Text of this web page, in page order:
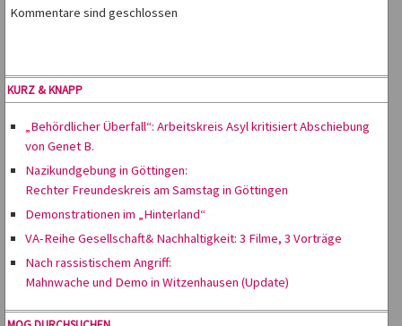
Kommentare sind geschlossen
KURZ & KNAPP
„Behördlicher Überfall“: Arbeitskreis Asyl kritisiert Abschiebung
von Genet B.
Nazikundgebung in Göttingen:
Rechter Freundeskreis am Samstag in Göttingen
Demonstrationen im „Hinterland“
VA-Reihe Gesellschaft& Nachhaltigkeit: 3 Filme, 3 Vorträge
Nach rassistischem Angriff:
Mahnwache und Demo in Witzenhausen (Update)